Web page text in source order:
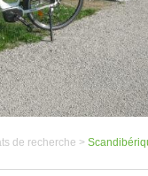
de recherche >